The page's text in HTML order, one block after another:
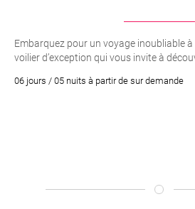
Embarquez pour un voyage inoubliable à
voilier d’exception qui vous invite à
06 jours / 05 nuits à partir de sur demande